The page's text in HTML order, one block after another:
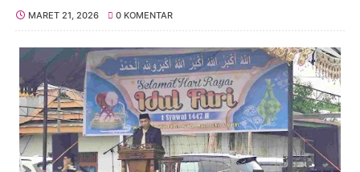
MARET 21, 2026 0 KOMENTAR